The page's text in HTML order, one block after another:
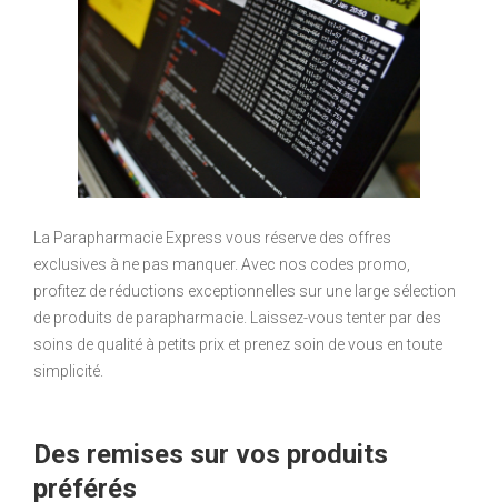
La Parapharmacie Express vous réserve des offres
exclusives à ne pas manquer. Avec nos codes promo,
profitez de réductions exceptionnelles sur une large sélection
de produits de parapharmacie. Laissez-vous tenter par des
soins de qualité à petits prix et prenez soin de vous en toute
simplicité.
Des remises sur vos produits
préférés